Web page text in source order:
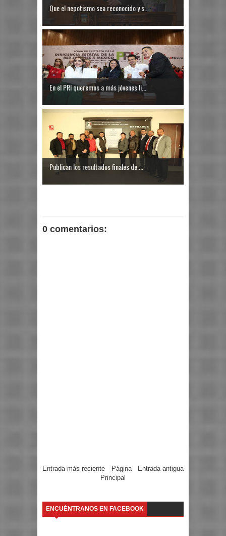
Que el nepotismo sea reconocido y s...
En el PRI queremos a más jóvenes li...
Publican los resultados finales de ...
0 comentarios:
Entrada más reciente Entrada antigua
Página
Principal
ENCUÉNTRANOS EN FACEBOOK